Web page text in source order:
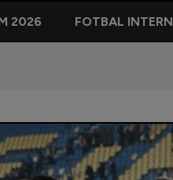
2026 FOTBAL INTERN
un final de an fericit